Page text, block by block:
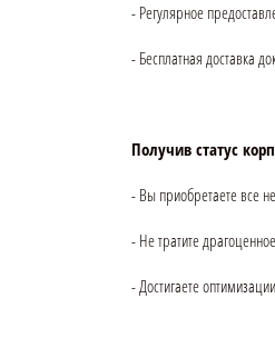
- Регулярное
- Бесплатная доставка
Получив статус
- Вы приобретаете все
- Не тратите
- Достигаете